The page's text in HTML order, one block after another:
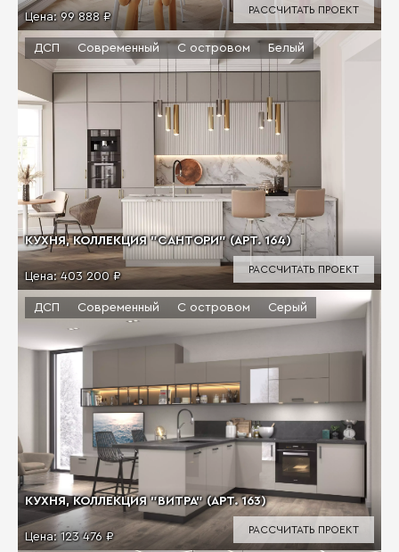
Цена:99 888 ₽
РАССЧИТАТЬ ПРОЕКТ
КУХНЯ, КОЛЛЕКЦИЯ "САНТОРИ" (АРТ. 164)
Цена:403 200 ₽
ДСП Современный С островом Белый
РАССЧИТАТЬ ПРОЕКТ
КУХНЯ, КОЛЛЕКЦИЯ "ВИТРА" (АРТ. 163)
Цена: 123 476 ₽
ДСП Современный С островом Серый
РАССЧИТАТЬ ПРОЕКТ